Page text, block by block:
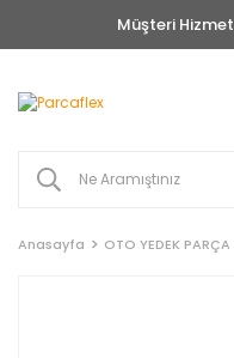
Müşteri
Anasayfa OTO YEDEK PARÇA